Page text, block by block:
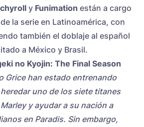
y Funimation están a cargo
la serie en Latinoamérica, con
también el doblaje al español
a México y Brasil.
no Kyojin: The Final Season
Grice han estado entrenando
uno de los siete titanes
y ayudar a su nación a
en Paradis. Sin embargo,